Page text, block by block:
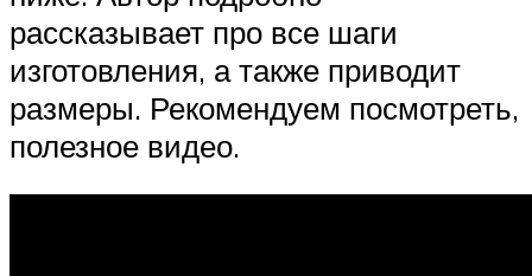
рассказывает про все шаги
изготовления, а также приводит
размеры. Рекомендуем посмотреть,
полезное видео.